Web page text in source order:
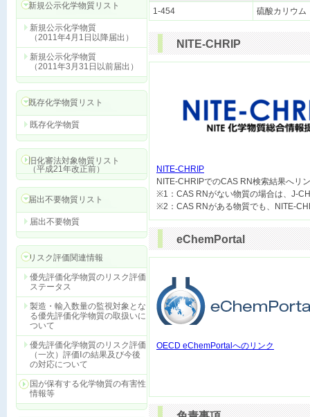
新規公示化学物質リスト
新規公示化学物質
（2011年4月1日以降届出）
新規公示化学物質
（2011年3月31日以前届出）
既存化学物質リスト
既存化学物質
旧化審法対象物質リスト
（平成21年改正前）
届出不要物質リスト
届出不要物質
リスク評価関連情報
優先評価化学物質のリスク評価
ステータス
製造・輸入数量の監視対象とな
る優先評価化学物質の取扱いに
ついて
優先評価化学物質のリスク評価
（一次）評価Ⅰの結果及び今後
の対応について
国が保有する化学物質の有害性
情報等
1-454
硫酸カリウム
NITE-CHRIP
NITE-CHRIP
NITE-CHRIPでのCAS RN検索結果へリ
※1：CAS RNがない物質の場合は、J-
eChemPortal
OECD eChemPortalへのリンク